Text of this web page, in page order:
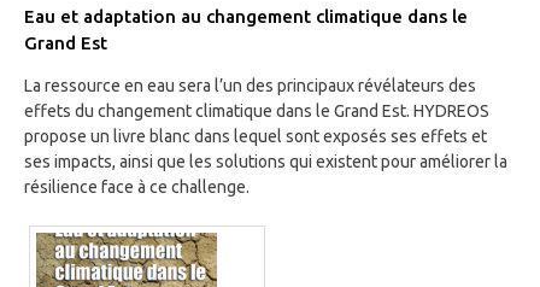
Eau et adaptation au changement climatique dans le
Grand Est
La ressource en eau sera l’un des principaux révélateurs des
effets du changement climatique dans le Grand Est. HYDREOS
propose un livre blanc dans lequel sont exposés ses effets et
ses impacts, ainsi que les solutions qui existent pour améliorer la
résilience face à ce challenge.